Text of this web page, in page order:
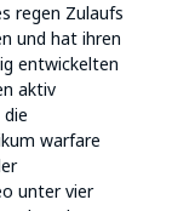
regen Zulaufs
und hat ihren
entwickelten
aktiv
warfare
unter vier